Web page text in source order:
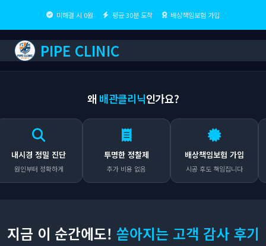
미해결 시 0원 평균 30분 도착 배상책임보험 가입
PIPE CLINIC
왜 배관클리닉인가요?
경 정밀 진단
부터 정확하게
투명한 정찰제
추가 비용 없음
배상책임보험 가입
시공 후도 책임집니다
지금 이 순간에도! 쏟아지는 고객 감사 후기